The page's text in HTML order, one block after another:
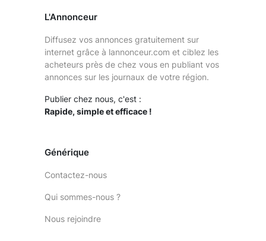
L'Annonceur
Diffusez vos annonces gratuitement sur
internet grâce à lannonceur.com et ciblez les
acheteurs près de chez vous en publiant vos
annonces sur les journaux de votre région.
Publier chez nous, c'est :
Rapide, simple et efficace !
Générique
Contactez-nous
Qui sommes-nous ?
Nous rejoindre